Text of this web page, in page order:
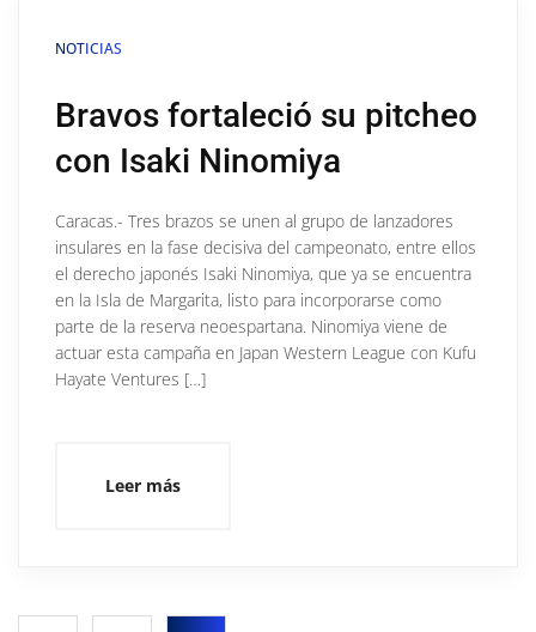
NOTICIAS
Bravos fortaleció su pitcheo
con Isaki Ninomiya
Caracas.- Tres brazos se unen al grupo de lanzadores
insulares en la fase decisiva del campeonato, entre ellos
el derecho japonés Isaki Ninomiya, que ya se encuentra
en la Isla de Margarita, listo para incorporarse como
parte de la reserva neoespartana. Ninomiya viene de
actuar esta campaña en Japan Western League con Kufu
Hayate Ventures […]
Leer más